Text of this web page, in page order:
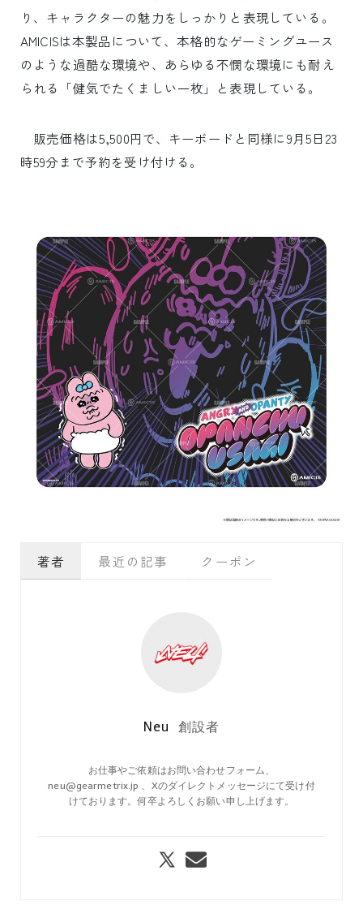
り、キャラクターの魅力をしっかりと表現している。
AMICISは本製品について、本格的なゲーミングユース
のような過酷な環境や、あらゆる不憫な環境にも耐え
られる「健気でたくましい一枚」と表現している。
販売価格は5,500円で、キーボードと同様に9月5日23
時59分まで予約を受け付ける。
著者 最近の記事 クーポン
Neu 創設者
お仕事やご依頼はお問い合わせフォーム、
neu@gearmetrix.jp 、Xのダイレクトメッセージにて受け付
けております。何卒よろしくお願い申し上げます。